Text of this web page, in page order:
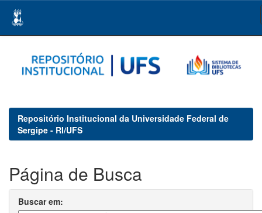
navigation
Repositório Institucional da Universidade Federal de
Sergipe - RI/UFS
Página de Busca
Buscar em: